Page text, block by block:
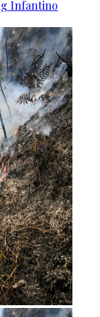
Infantino